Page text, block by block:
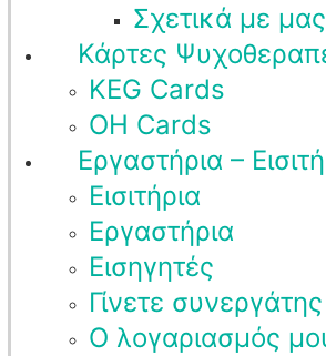
Σχετικά με μας
Κάρτες
KEG Cards
OH Cards
Εργαστήρια –
Εισιτήρια
Εργαστήρια
Εισηγητές
Γίνετε συνεργάτης
Ο λογαριασμός